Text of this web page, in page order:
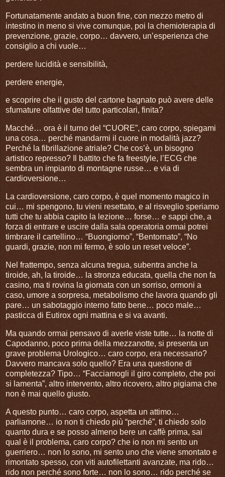
Fortunatamente andato a buon fine, con mezzo metro di
intestino in meno si vive comunque, poi la chemioterapia di
prevenzione, grazie, corpo… davvero, un’esperienza che
consiglio a chi vuole…
perdere lucidità e sensibilità,
perdere energie,
e scoprire che il gusto del cartone bagnato può avere delle
sfumature olfattive del tutto particolari, finita?
Macché… ora è il turno del “CUORE”, caro corpo, spiegami
una cosa… perché mandarmi il cuore in modalità jazz?
Perché la fibrillazione atriale? Che cos’è, un bisogno
artistico represso? Il battito che fa freestyle, l’ECG che
sembra un impianto di montagne russe… e via di
cardioversione…
La cardioversione, caro corpo, è quel momento magico in
cui… mi spengono, tu vieni resettato, e al risveglio speriamo
tutti che tu abbia capito la lezione… forse… e sappi che, a
forza di entrare e uscire dalla sala operatoria ormai potrei
timbrare il cartellino… “Buongiorno”, “Bentornato”, “No
guardi, grazie, non mi fermo, è solo un reset veloce”.
Nel frattempo, senza alcuna tregua, subentra anche la
tiroide, ah, la tiroide… la stronza educata, quella che non fa
casino, ma ti rovina la giornata con un sorriso, ormoni a
caso, umore a sorpresa, metabolismo che lavora quando gli
pare… un sabotaggio interno fatto bene… poco male…
pasticca di Eutirox ogni mattina e si va avanti.
Ma quando ormai pensavo di averle viste tutte… la notte di
Capodanno, poco prima della mezzanotte, si presenta un
grave problema Urologico… caro corpo, era necessario?
Davvero mancava solo quello? Era una questione di
completezza? Tipo… “Facciamogli il giro completo, che poi
si lamenta”, altro intervento, altro ricovero, altro pigiama che
non è mai quello giusto.
A questo punto… caro corpo, aspetta un attimo…
parliamone… io non ti chiedo più “perché”, ti chiedo solo
quanto dura e se posso almeno bere un caffè prima, sai
qual è il problema, caro corpo? che io non mi sento un
guerriero… non lo sono, mi sento uno che viene smontato e
rimontato spesso, con viti autofilettanti avanzate, ma rido…
rido non perché sono forte… non lo sono… rido perché se